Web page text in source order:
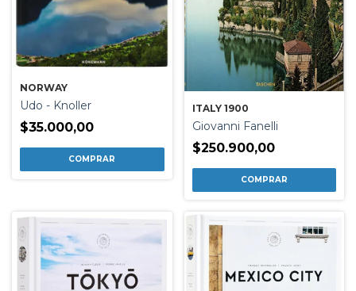
NORWAY
Udo - Knoller
$35.000,00
ITALY 1900
Giovanni Fanelli
$250.900,00